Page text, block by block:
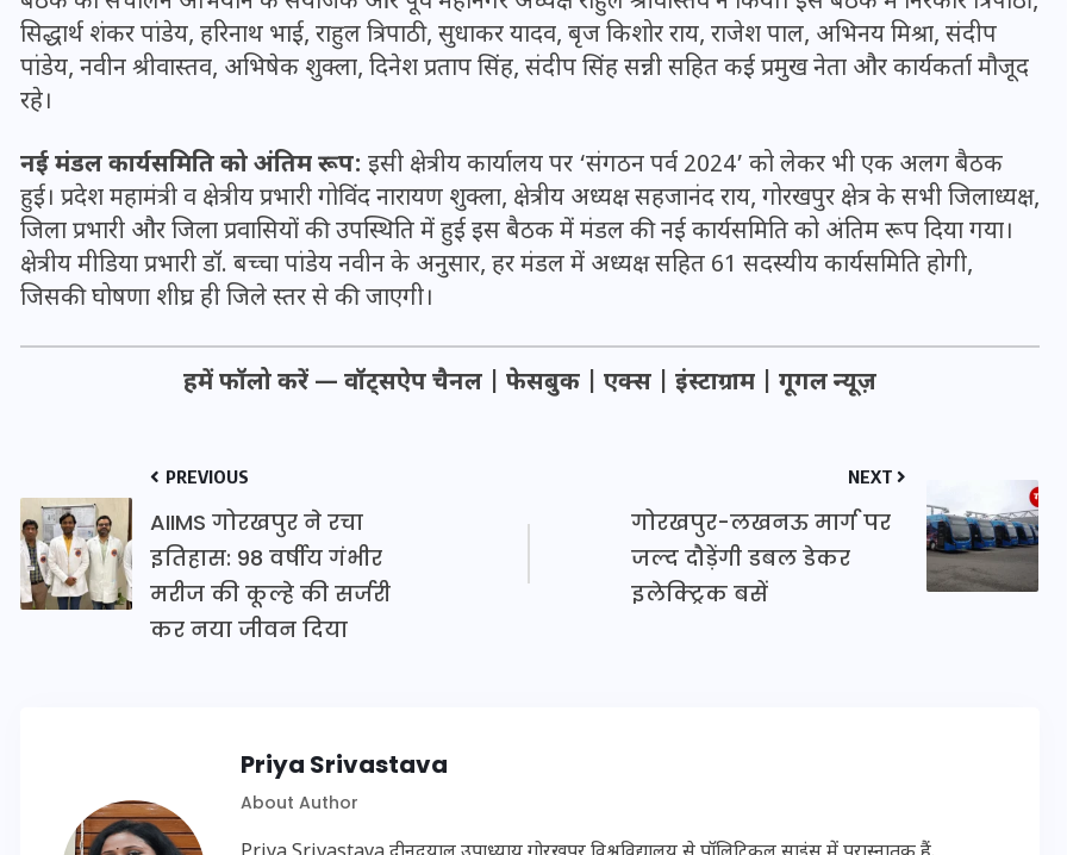
सिद्धार्थ शंकर पांडेय, हरिनाथ भाई, राहुल त्रिपाठी, सुधाकर यादव, बृज किशोर राय, राजेश पाल, अभिनय मिश्रा, संदीप
पांडेय, नवीन श्रीवास्तव, अभिषेक शुक्ला, दिनेश प्रताप सिंह, संदीप सिंह सन्नी सहित कई प्रमुख नेता और कार्यकर्ता मौजूद
रहे।
नई मंडल कार्यसमिति को अंतिम रूप: इसी क्षेत्रीय कार्यालय पर ‘संगठन पर्व 2024’ को लेकर भी एक अलग बैठक
हुई। प्रदेश महामंत्री व क्षेत्रीय प्रभारी गोविंद नारायण शुक्ला, क्षेत्रीय अध्यक्ष सहजानंद राय, गोरखपुर क्षेत्र के सभी जिलाध्यक्ष,
जिला प्रभारी और जिला प्रवासियों की उपस्थिति में हुई इस बैठक में मंडल की नई कार्यसमिति को अंतिम रूप दिया गया।
क्षेत्रीय मीडिया प्रभारी डॉ. बच्चा पांडेय नवीन के अनुसार, हर मंडल में अध्यक्ष सहित 61 सदस्यीय कार्यसमिति होगी,
जिसकी घोषणा शीघ्र ही जिले स्तर से की जाएगी।
हमें फॉलो करें — वॉट्सऐप चैनल फेसबुक एक्स इंस्टाग्राम गूगल न्यूज़
PREVIOUS
AIIMS गोरखपुर ने रचा
इतिहास: 98 वर्षीय गंभीर
मरीज की कूल्हे की सर्जरी
कर नया जीवन दिया
NEXT
गोरखपुर-लखनऊ मार्ग पर
जल्द दौड़ेंगी डबल डेकर
इलेक्ट्रिक बसें
Priya Srivastava
About Author
2025: यूपी में लेखपाल के पदों
पर बंपर भर्ती का विज्ञापन जारी,
जानें कब से शुरू होंगे आवेदन
16 दिसम्बर 2025
2025: यूपी में लेखपाल के पदों
पर बंपर भर्ती का विज्ञापन जारी,
जानें कब से शुरू होंगे आवेदन
16 दिसम्बर 2025
तपकर बना सोना
20 जनवरी 2026